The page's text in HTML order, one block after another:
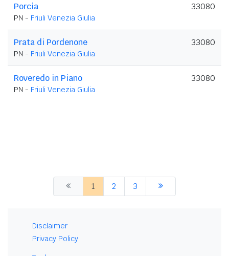
Porcia
PN - Friuli Venezia Giulia
33080
Prata di Pordenone
PN - Friuli Venezia Giulia
33080
Roveredo in Piano
PN - Friuli Venezia Giulia
33080
1 2 3
Disclaimer
Privacy Policy